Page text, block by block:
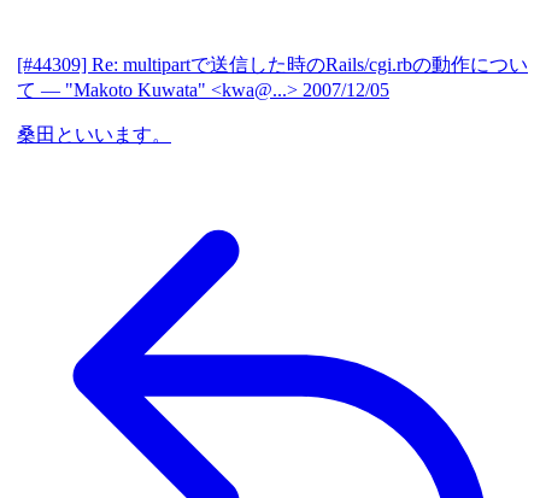
[#44309] Re: multipartで送信した時のRails/cgi.rbの動作につい
て — "Makoto Kuwata" <kwa@...> 2007/12/05
桑田といいます。